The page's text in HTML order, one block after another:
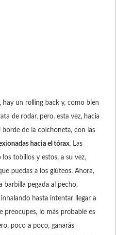
un rolling back y, como bien
de rodar, pero, esta vez, hacia
borde de la colchoneta, con las
hacia el tórax. Las
tobillos y estos, a su vez,
puedas a los glúteos. Ahora,
barbilla pegada al pecho,
inhalando hasta intentar llegar a
preocupes, lo más probable es
poco a poco, ganarás